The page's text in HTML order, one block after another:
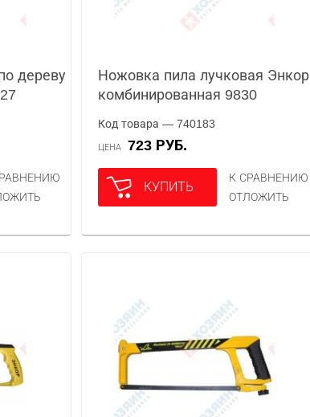
дереву
Ножовка пила лучковая Энкор
комбинированная 9830
Код товара — 740183
ЦЕНА 723 РУБ.
КУПИТЬ
К СРАВНЕНИЮ
ОТЛОЖИТЬ